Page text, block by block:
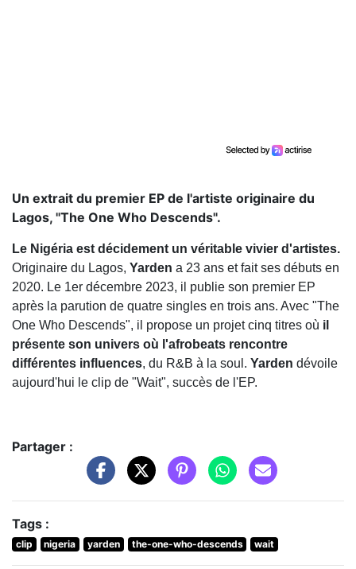
Un extrait du premier EP de l'artiste originaire du
Lagos, "The One Who Descends".
Le Nigéria est décidement un véritable vivier d'artistes.
Originaire du Lagos, Yarden a 23 ans et fait ses débuts en
2020. Le 1er décembre 2023, il publie son premier EP
après la parution de quatre singles en trois ans. Avec "The
One Who Descends", il propose un projet cinq titres où il
présente son univers où l'afrobeats rencontre
différentes influences, du R&B à la soul. Yarden dévoile
aujourd'hui le clip de "Wait", succès de l'EP.
Partager :
Tags :
clip nigeria yarden the-one-who-descends wait